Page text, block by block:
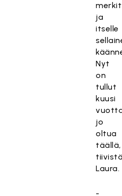
ja
itselle
Nyt
on
tullut
kuusi
jo
oltua
täällä,
Laura.
-